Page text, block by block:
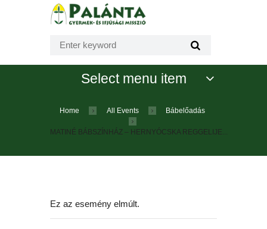
Select menu item
Home All Events Bábelőadás
MATINÉ BÁBSZÍNHÁZ – HERNYÓCSKA REGGELIJE...
Ez az esemény elmúlt.